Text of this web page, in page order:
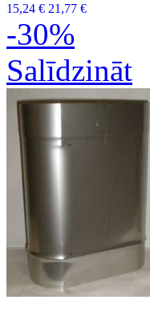
15,24 € 21,77 €
-30%
Salīdzināt